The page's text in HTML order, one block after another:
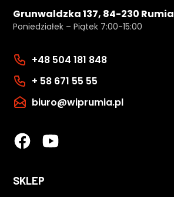
Grunwaldzka 137, 84-230 Rumia
Poniedziałek – Piątek 7:00-15:00
+48 504 181 848
+ 58 671 55 55
biuro@wiprumia.pl
SKLEP